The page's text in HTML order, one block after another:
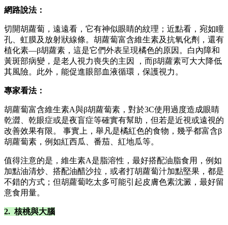
網路說法：
切開胡蘿蔔，遠遠看，它有神似眼睛的紋理；近點看，宛如瞳
孔、虹膜及放射狀線條。胡蘿蔔富含維生素及抗氧化劑，還有
植化素—β胡蘿素，這是它們外表呈現橘色的原因。白內障和
黃斑部病變，是老人視力喪失的主因 ，而β胡蘿素可大大降低
其風險。此外，能促進眼部血液循環，保護視力。
專家看法：
胡蘿蔔富含維生素A與β胡蘿蔔素，對於3C使用過度造成眼睛
乾澀、乾眼症或是夜盲症等確實有幫助，但若是近視或遠視的
改善效果有限。 事實上，舉凡是橘紅色的食物，幾乎都富含β
胡蘿蔔素，例如紅西瓜、番茄、紅地瓜等。
值得注意的是，維生素A是脂溶性，最好搭配油脂食用，例如
加點油清炒、搭配油醋沙拉，或者打胡蘿蔔汁加點堅果，都是
不錯的方式；但胡蘿蔔吃太多可能引起皮膚色素沈澱，最好留
意食用量。
2. 核桃與大腦